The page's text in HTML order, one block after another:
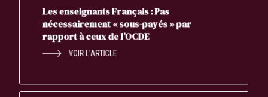
Les enseignants Français : Pas
nécessairement « sous-payés » par
rapport à ceux de l’OCDE
VOIR L’ARTICLE